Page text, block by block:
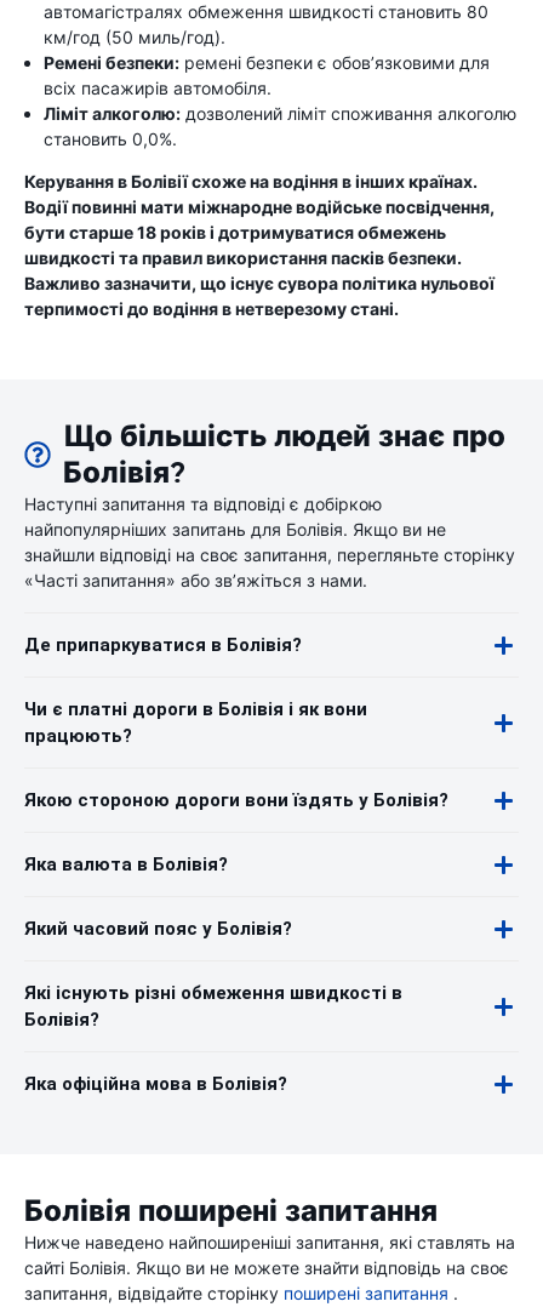
автомагістралях обмеження швидкості становить 80
км/год (50 миль/год).
Ремені безпеки: ремені безпеки є обов’язковими для
всіх пасажирів автомобіля.
Ліміт алкоголю: дозволений ліміт споживання алкоголю
становить 0,0%.
Керування в Болівії схоже на водіння в інших країнах.
Водії повинні мати міжнародне водійське посвідчення,
бути старше 18 років і дотримуватися обмежень
швидкості та правил використання пасків безпеки.
Важливо зазначити, що існує сувора політика нульової
терпимості до водіння в нетверезому стані.
Що більшість людей знає про
Болівія?
Наступні запитання та відповіді є добіркою
найпопулярніших запитань для Болівія. Якщо ви не
знайшли відповіді на своє запитання, перегляньте сторінку
«Часті запитання» або зв’яжіться з нами.
Де припаркуватися в Болівія?
Чи є платні дороги в Болівія і як вони
працюють?
Якою стороною дороги вони їздять у Болівія?
Яка валюта в Болівія?
Який часовий пояс у Болівія?
Які існують різні обмеження швидкості в
Болівія?
Яка офіційна мова в Болівія?
Болівія поширені запитання
Нижче наведено найпоширеніші запитання, які ставлять на
сайті Болівія. Якщо ви не можете знайти відповідь на своє
запитання, відвідайте сторінку поширені запитання .